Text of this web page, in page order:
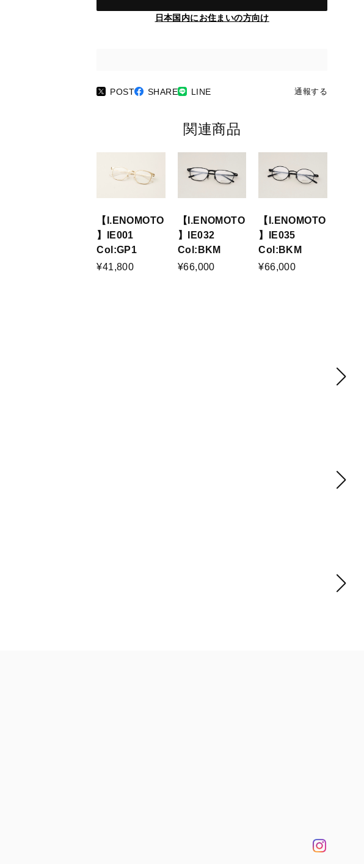
日本国内にお住まいの方向け
POST SHARE LINE 通報する
関連商品
【I.ENOMOTO
】IE001
Col:GP1
¥41,800
【I.ENOMOTO
】IE032
Col:BKM
¥66,000
【I.ENOMOTO
】IE035
Col:BKM
¥66,000